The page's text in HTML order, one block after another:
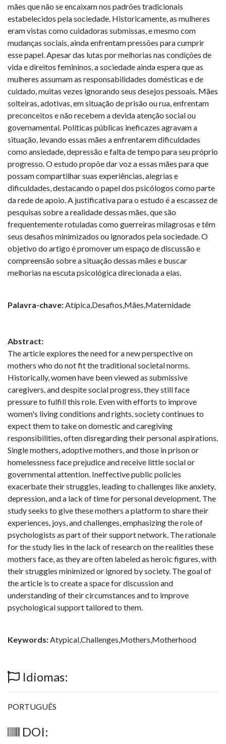
mães que não se encaixam nos padrões tradicionais
estabelecidos pela sociedade. Historicamente, as mulheres
eram vistas como cuidadoras submissas, e mesmo com
mudanças sociais, ainda enfrentam pressões para cumprir
esse papel. Apesar das lutas por melhorias nas condições de
vida e direitos femininos, a sociedade ainda espera que as
mulheres assumam as responsabilidades domésticas e de
cuidado, muitas vezes ignorando seus desejos pessoais. Mães
solteiras, adotivas, em situação de prisão ou rua, enfrentam
preconceitos e não recebem a devida atenção social ou
governamental. Políticas públicas ineficazes agravam a
situação, levando essas mães a enfrentarem dificuldades
como ansiedade, depressão e falta de tempo para seu próprio
progresso. O estudo propõe dar voz a essas mães para que
possam compartilhar suas experiências, alegrias e
dificuldades, destacando o papel dos psicólogos como parte
da rede de apoio. A justificativa para o estudo é a escassez de
pesquisas sobre a realidade dessas mães, que são
frequentemente rotuladas como guerreiras milagrosas e têm
seus desafios minimizados ou ignorados pela sociedade. O
objetivo do artigo é promover um espaço de discussão e
compreensão sobre a situação dessas mães e buscar
melhorias na escuta psicológica direcionada a elas.
Palavra-chave: Atípica,Desafios,Mães,Maternidade
Abstract:
The article explores the need for a new perspective on
mothers who do not fit the traditional societal norms.
Historically, women have been viewed as submissive
caregivers, and despite social progress, they still face
pressure to fulfill this role. Even with efforts to improve
women's living conditions and rights, society continues to
expect them to take on domestic and caregiving
responsibilities, often disregarding their personal aspirations.
Single mothers, adoptive mothers, and those in prison or
homelessness face prejudice and receive little social or
governmental attention. Ineffective public policies
exacerbate their struggles, leading to challenges like anxiety,
depression, and a lack of time for personal development. The
study seeks to give these mothers a platform to share their
experiences, joys, and challenges, emphasizing the role of
psychologists as part of their support network. The rationale
for the study lies in the lack of research on the realities these
mothers face, as they are often labeled as heroic figures, with
their struggles minimized or ignored by society. The goal of
the article is to create a space for discussion and
understanding of their circumstances and to improve
psychological support tailored to them.
Keywords: Atypical,Challenges,Mothers,Motherhood
Idiomas:
PORTUGUÊS
DOI: